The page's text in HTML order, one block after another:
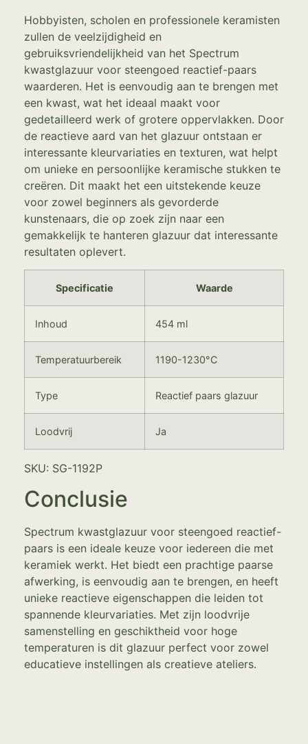
Hobbyisten, scholen en professionele keramisten
zullen de veelzijdigheid en
gebruiksvriendelijkheid van het Spectrum
kwastglazuur voor steengoed reactief-paars
waarderen. Het is eenvoudig aan te brengen met
een kwast, wat het ideaal maakt voor
gedetailleerd werk of grotere oppervlakken. Door
de reactieve aard van het glazuur ontstaan er
interessante kleurvariaties en texturen, wat helpt
om unieke en persoonlijke keramische stukken te
creëren. Dit maakt het een uitstekende keuze
voor zowel beginners als gevorderde
kunstenaars, die op zoek zijn naar een
gemakkelijk te hanteren glazuur dat interessante
resultaten oplevert.
Specificatie Waarde
Inhoud 454 ml
Temperatuurbereik 1190-1230°C
Type Reactief paars glazuur
Loodvrij Ja
SKU: SG-1192P
Conclusie
Spectrum kwastglazuur voor steengoed reactief-
paars is een ideale keuze voor iedereen die met
keramiek werkt. Het biedt een prachtige paarse
afwerking, is eenvoudig aan te brengen, en heeft
unieke reactieve eigenschappen die leiden tot
spannende kleurvariaties. Met zijn loodvrije
samenstelling en geschiktheid voor hoge
temperaturen is dit glazuur perfect voor zowel
educatieve instellingen als creatieve ateliers.